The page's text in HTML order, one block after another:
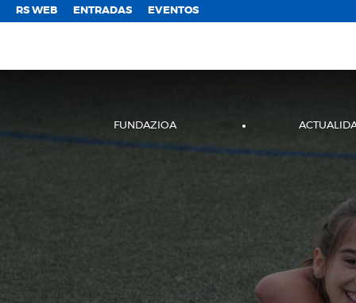
RS WEB ENTRADAS EVENTOS
FUNDAZIOA